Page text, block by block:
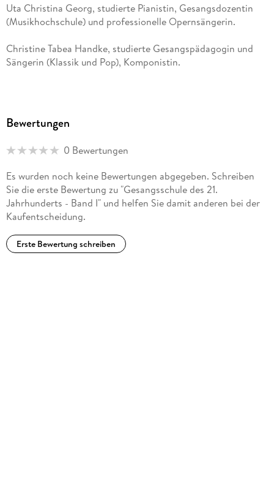
Uta Christina Georg, studierte Pianistin, Gesangsdozentin
(Musikhochschule) und professionelle Opernsängerin.
Christine Tabea Handke, studierte Gesangspädagogin und
Sängerin (Klassik und Pop), Komponistin.
Bewertungen
0 Bewertungen
Es wurden noch keine Bewertungen abgegeben. Schreiben
Sie die erste Bewertung zu "Gesangsschule des 21.
Jahrhunderts - Band I" und helfen Sie damit anderen bei der
Kaufentscheidung.
Erste Bewertung schreiben